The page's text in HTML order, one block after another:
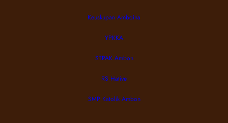
Keuskupan Amboina
YPKKA
STPAK Ambon
RS Hative
SMP Katolik Ambon